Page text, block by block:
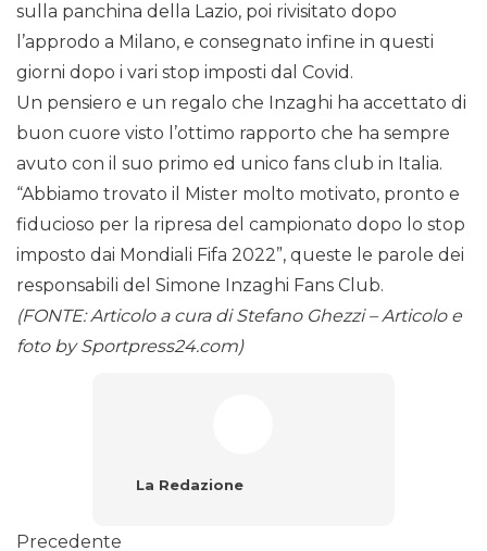
sulla panchina della Lazio, poi rivisitato dopo
l’approdo a Milano, e consegnato infine in questi
giorni dopo i vari stop imposti dal Covid.
Un pensiero e un regalo che Inzaghi ha accettato di
buon cuore visto l’ottimo rapporto che ha sempre
avuto con il suo primo ed unico fans club in Italia.
“Abbiamo trovato il Mister molto motivato, pronto e
fiducioso per la ripresa del campionato dopo lo stop
imposto dai Mondiali Fifa 2022”, queste le parole dei
responsabili del Simone Inzaghi Fans Club.
(FONTE: Articolo a cura di Stefano Ghezzi – Articolo e
foto by Sportpress24.com)
La Redazione
Precedente